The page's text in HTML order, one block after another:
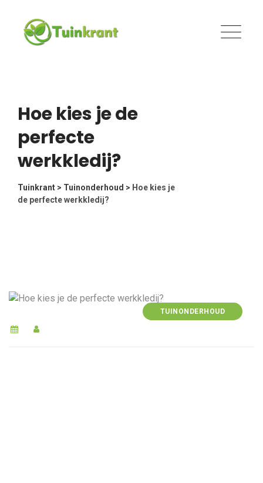
content
Hoe kies je de
perfecte
werkkledij?
Tuinkrant > Tuinonderhoud > Hoe kies je
de perfecte werkkledij?
TUINONDERHOUD